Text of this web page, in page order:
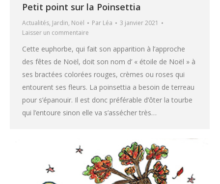
Petit point sur la Poinsettia
Actualités, Jardin, Noël Par Léa
3 janvier 2021
Laisser un commentaire
Cette euphorbe, qui fait son apparition à l’approche
des fêtes de Noël, doit son nom d’ « étoile de Noël » à
ses bractées colorées rouges, crèmes ou roses qui
entourent ses fleurs. La poinsettia a besoin de terreau
pour s’épanouir. Il est donc préférable d’ôter la tourbe
qui l’entoure sinon elle va s’assécher très…